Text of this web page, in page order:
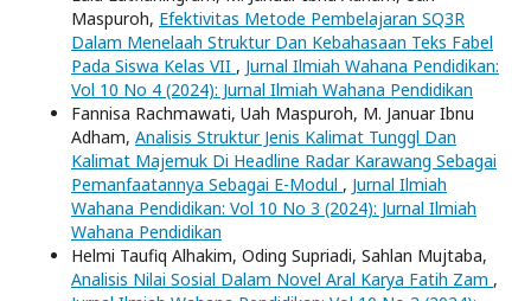
Maspuroh, Efektivitas Metode Pembelajaran SQ3R
Dalam Menelaah Struktur Dan Kebahasaan Teks Fabel
Pada Siswa Kelas VII , Jurnal Ilmiah Wahana Pendidikan:
Vol 10 No 4 (2024): Jurnal Ilmiah Wahana Pendidikan
Fannisa Rachmawati, Uah Maspuroh, M. Januar Ibnu
Adham, Analisis Struktur Jenis Kalimat Tunggl Dan
Kalimat Majemuk Di Headline Radar Karawang Sebagai
Pemanfaatannya Sebagai E-Modul , Jurnal Ilmiah
Wahana Pendidikan: Vol 10 No 3 (2024): Jurnal Ilmiah
Wahana Pendidikan
Helmi Taufiq Alhakim, Oding Supriadi, Sahlan Mujtaba,
Analisis Nilai Sosial Dalam Novel Aral Karya Fatih Zam ,